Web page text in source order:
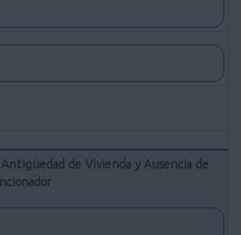
de Vivienda y Ausencia de